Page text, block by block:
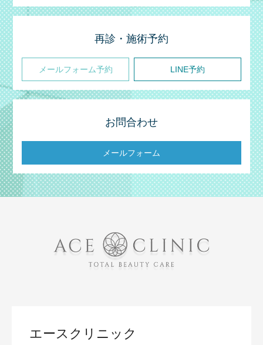
再診・施術予約
メールフォーム予約 LINE予約
お問合わせ
メールフォーム
エースクリニック